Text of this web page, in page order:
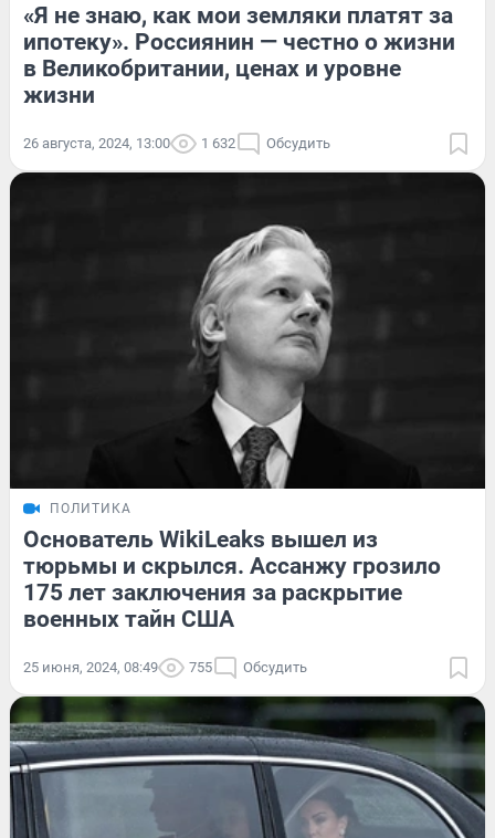
«Я не знаю, как мои земляки платят за
ипотеку». Россиянин — честно о жизни
в Великобритании, ценах и уровне
жизни
26 августа, 2024, 13:00 1 632 Обсудить
ПОЛИТИКА
Основатель WikiLeaks вышел из
тюрьмы и скрылся. Ассанжу грозило
175 лет заключения за раскрытие
военных тайн США
25 июня, 2024, 08:49 755 Обсудить